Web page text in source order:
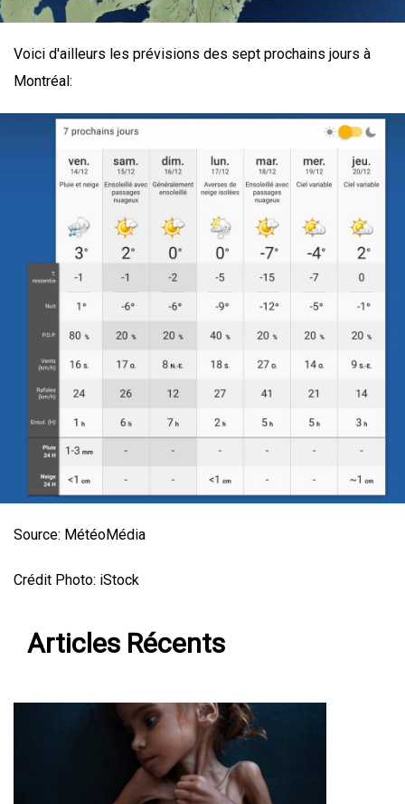
Voici d'ailleurs les prévisions des sept prochains jours à
Montréal:
Source: MétéoMédia
Crédit Photo: iStock
Articles Récents